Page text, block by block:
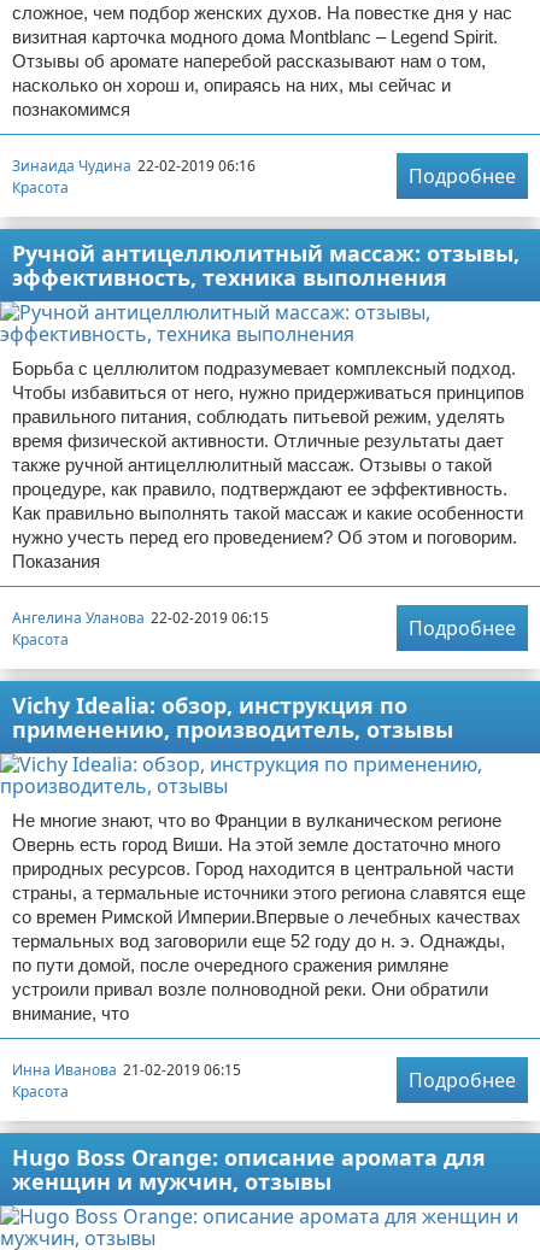
сложное, чем подбор женских духов. На повестке дня у нас
визитная карточка модного дома Montblanc – Legend Spirit.
Отзывы об аромате наперебой рассказывают нам о том,
насколько он хорош и, опираясь на них, мы сейчас и
познакомимся
Зинаида Чудина 22-02-2019 06:16
Красота
Подробнее
Ручной антицеллюлитный массаж: отзывы,
эффективность, техника выполнения
Борьба с целлюлитом подразумевает комплексный подход.
Чтобы избавиться от него, нужно придерживаться принципов
правильного питания, соблюдать питьевой режим, уделять
время физической активности. Отличные результаты дает
также ручной антицеллюлитный массаж. Отзывы о такой
процедуре, как правило, подтверждают ее эффективность.
Как правильно выполнять такой массаж и какие особенности
нужно учесть перед его проведением? Об этом и поговорим.
Показания
Ангелина Уланова 22-02-2019 06:15
Красота
Подробнее
Vichy Idealia: обзор, инструкция по
применению, производитель, отзывы
Не многие знают, что во Франции в вулканическом регионе
Овернь есть город Виши. На этой земле достаточно много
природных ресурсов. Город находится в центральной части
страны, а термальные источники этого региона славятся еще
со времен Римской Империи.Впервые о лечебных качествах
термальных вод заговорили еще 52 году до н. э. Однажды,
по пути домой, после очередного сражения римляне
устроили привал возле полноводной реки. Они обратили
внимание, что
Инна Иванова 21-02-2019 06:15
Красота
Подробнее
Hugo Boss Orange: описание аромата для
женщин и мужчин, отзывы